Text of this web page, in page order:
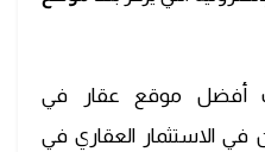
أفضل موقع عقار في
في الاستثمار العقاري في